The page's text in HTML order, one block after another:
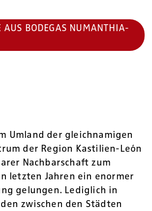
AUS BODEGAS NUMANTHIA-
Umland der gleichnamigen
der Region Kastilien-León
Nachbarschaft zum
letzten Jahren ein enormer
gelungen. Lediglich in
zwischen den Städten